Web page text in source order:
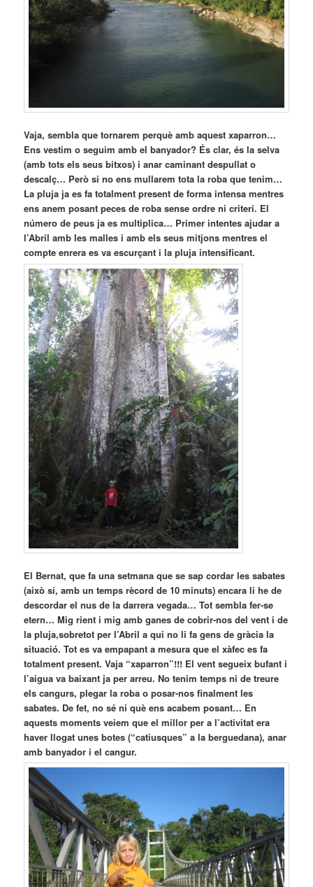
Vaja, sembla que tornarem perquè amb aquest xaparron…
Ens vestim o seguim amb el banyador? És clar, és la selva
(amb tots els seus bitxos) i anar caminant despullat o
descalç… Però si no ens mullarem tota la roba que tenim…
La pluja ja es fa totalment present de forma intensa mentres
ens anem posant peces de roba sense ordre ni criteri. El
número de peus ja es multiplica… Primer intentes ajudar a
l’Abril amb les malles i amb els seus mitjons mentres el
compte enrera es va escurçant i la pluja intensificant.
El Bernat, que fa una setmana que se sap cordar les sabates
(això sí, amb un temps rècord de 10 minuts) encara li he de
descordar el nus de la darrera vegada… Tot sembla fer-se
etern… Mig rient i mig amb ganes de cobrir-nos del vent i de
la pluja,sobretot per l’Abril a qui no li fa gens de gràcia la
situació. Tot es va empapant a mesura que el xàfec es fa
totalment present. Vaja “xaparron”!!! El vent segueix bufant i
l’aigua va baixant ja per arreu. No tenim temps ni de treure
els cangurs, plegar la roba o posar-nos finalment les
sabates. De fet, no sé ni què ens acabem posant… En
aquests moments veiem que el millor per a l’activitat era
haver llogat unes botes (“catiusques” a la berguedana), anar
amb banyador i el cangur.